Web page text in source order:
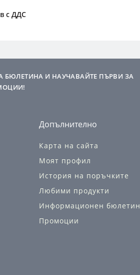
с ДДС
БЮЛЕТИНА И НАУЧАВАЙТЕ ПЪРВИ ЗА
Допълнително
Карта на сайта
Моят профил
История на поръчките
Любими продукти
Информационен бюлетин
Промоции